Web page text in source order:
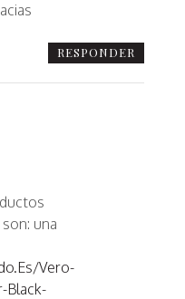
RESPONDER
una
vero-
Black-